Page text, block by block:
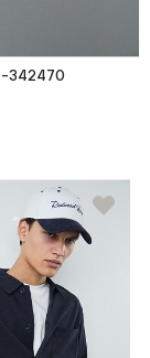
342470